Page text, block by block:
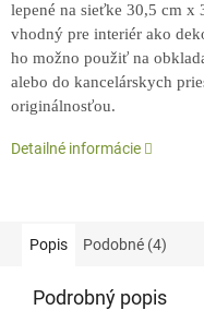
lepené na sieťke 30,5 cm x
vhodný pre interiér ako
ho možno použiť na
alebo do kancelárskych
originálnosťou.
Detailné informácie
Popis Podobné (4)
Podrobný popis